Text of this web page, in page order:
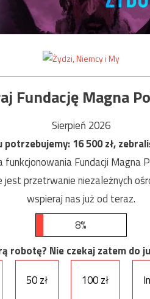
Fundację Magna
Sierpień 2026
potrzebujemy:16 500zł,
Fundacji Magna
przetrwanie niezależnych
wspieraj nas już od teraz.
8%
robotę? Nie czekaj zatem do
50 zł 100 zł